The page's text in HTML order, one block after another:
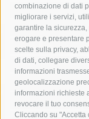
combinazione di dati
migliorare i servizi,
garantire la
erogare e presentare
scelte sulla privacy,
di dati, collegare
informazioni
geolocalizzazione
informazioni richieste
revocare il tuo
Cliccando su "Accetta
costiera amalfitana
fondazione
lavori
lorenzo
massimo coppola
penisola sorrentina
protezione civile